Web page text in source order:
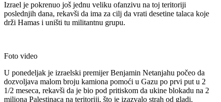
Izrael je pokrenuo još jednu veliku ofanzivu na toj teritoriji
poslednjih dana, rekavši da ima za cilj da vrati desetine talaca koje
drži Hamas i uništi tu militantnu grupu.
Foto video
U ponedeljak je izraelski premijer Benjamin Netanjahu počeo da
dozvoljava malom broju kamiona pomoći u Gazu po prvi put u 2
1/2 meseca, rekavši da je bio pod pritiskom da ukine blokadu na 2
miliona Palestinaca na teritoriji, što je izazvalo strah od gladi.